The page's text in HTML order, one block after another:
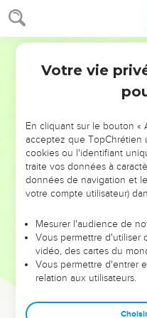
NE MANQUEZ
DE
ET SI LEURS ERREURS
leur foi ou leur vision. Mais
et les saisons difficiles
sont elles
Dans cette conférence,
clés pour avancer avec
Votre vie
En cliquant sur le bouton «
acceptez que TopChrétien
cookies ou l'identifiant
traite vos données à
données de navigation et
votre compte utilisateur)
Mesurer l'audience de
Vous permettre d'utiliser
vidéo, des cartes du
Vous permettre d'entrer
relation aux utilisateurs.